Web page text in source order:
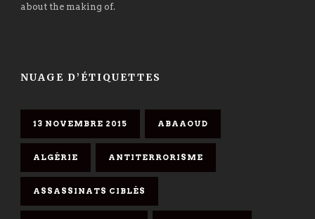
about the making of.
NUAGE D’ÉTIQUETTES
13 NOVEMBRE 2015 ABAAOUD
ALGÉRIE ANTITERRORISME
ASSASSINATS CIBLÉS